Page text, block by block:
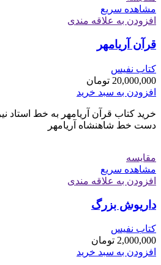
مشاهده سریع
افزودن به علاقه مندی
قرآن آریامهر
کتاب نفیس
20,000,000 تومان
افزودن به سبد خرید
خرید کتاب قرآن آریامهر به خط استاد
دست خط شاهنشاه آریامهر
مقایسه
مشاهده سریع
افزودن به علاقه مندی
داریوش بزرگ
کتاب نفیس
2,000,000 تومان
افزودن به سبد خرید